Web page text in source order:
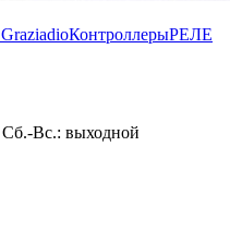
КонтроллерыРЕЛЕ
Вс.: выходной